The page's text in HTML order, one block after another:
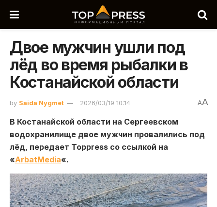
Двое мужчин ушли под
лёд во время рыбалки в
Костанайской области
by Saida Nygmet 2026/03/19 10:14 AA
В Костанайской области на Сергеевском
водохранилище двое мужчин провалились под
лёд, передает Toppress со ссылкой на
«ArbatMedia«.